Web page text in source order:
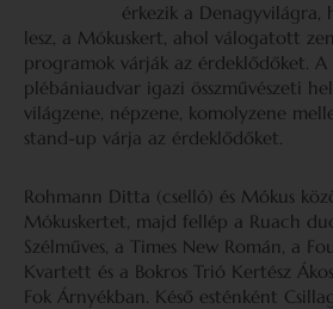
érkezik a Denagyvilágra,
lesz, a Mókuskert, ahol válogatott
programok várják az érdeklődőket.
plébániaudvar igazi összművészeti
világzene, népzene, komolyzene
stand-up várja az érdeklődőket.
Rohmann Ditta (cselló) és Mókus
Mókuskertet, majd fellép a Ruach
Szélműves, a Times New Román, a
Kvartett és a Bokros Trió Kertész
Fok Árnyékban. Késő esténként